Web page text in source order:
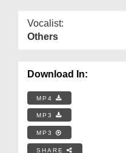
Vocalist:
Others
Download In:
MP4
MP3
MP3
SHARE